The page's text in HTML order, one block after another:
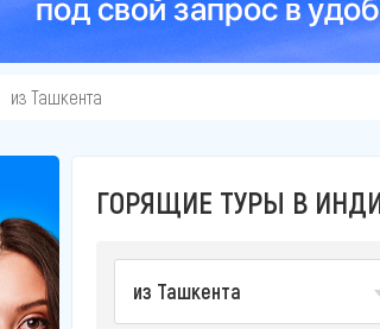
из Ташкента
ГОРЯЩИЕ ТУРЫ В
из Ташкента